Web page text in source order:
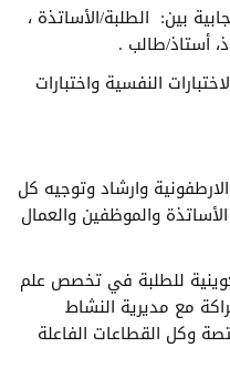
بين: الطلبة/الأساتذة ،
أستاذ/طالب .
النفسية واختبارات
وارشاد وتوجيه كل
والموظفين والعمال
للطلبة في تخصص علم
مع مديرية النشاط
وكل القطاعات الفاعلة